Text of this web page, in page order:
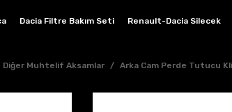
Dacia Filtre Bakım Seti Renault-Dacia Silecek
Diğer Muhtelif Aksamlar Arka Cam Perde Tutucu